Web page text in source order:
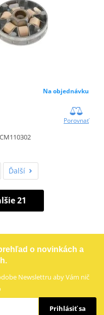
Na objednávku
Porovnať
Ďalší
21
o novinkách a
Newslettru aby Vám nič
Prihlásiť sa